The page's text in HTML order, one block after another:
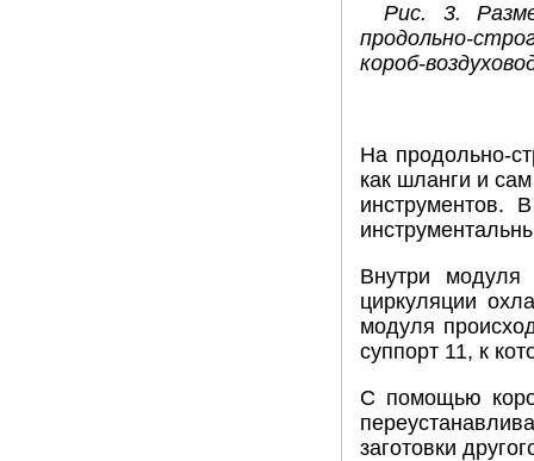
Рис. 3.
продольно-
короб-
На продольно-
как шланги и
инструментов.
Внутри модуля
циркуляции
модуля
суппорт 11, к
С помощью
заготовки